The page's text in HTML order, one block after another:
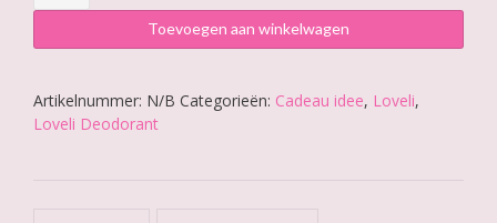
Deodorant
Cucumber
Aloe
Vera
Toevoegen aan winkelwagen
Artikelnummer: N/B Categorieën: Cadeau idee, Loveli,
Loveli Deodorant